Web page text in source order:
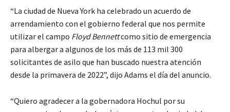
“La ciudad de Nueva York ha celebrado un acuerdo de
arrendamiento con el gobierno federal que nos permite
utilizar el campo Floyd Bennettcomo sitio de emergencia
para albergar a algunos de los más de 113 mil 300
solicitantes de asilo que han buscado nuestra atención
desde la primavera de 2022”, dijo Adams el día del anuncio.
“Quiero agradecer a la gobernadora Hochul por su